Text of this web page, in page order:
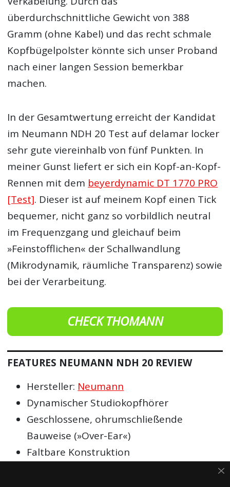
überdurchschnittliche Gewicht von 388
Gramm (ohne Kabel) und das recht schmale
Kopfbügelpolster könnte sich unser Proband
nach einer langen Session bemerkbar
machen.
In der Gesamtwertung erreicht der Kandidat
im Neumann NDH 20 Test auf delamar locker
sehr gute viereinhalb von fünf Punkten. In
meiner Gunst liefert er sich ein Kopf-an-Kopf-
Rennen mit dem beyerdynamic DT 1770 PRO
[Test]. Dieser ist auf meinem Kopf einen Tick
bequemer, nicht ganz so vorbildlich neutral
im Frequenzgang und gleichauf beim
»Feinstofflichen« der Schallwandlung
(Mikrodynamik, räumliche Transparenz) sowie
bei der Verarbeitung.
CHECK THOMANN
FEATURES NEUMANN NDH 20 REVIEW
Hersteller: Neumann
Dynamischer Studiokopfhörer
Geschlossene, ohrumschließende
Bauweise (»Over-Ear«)
Faltbare Konstruktion